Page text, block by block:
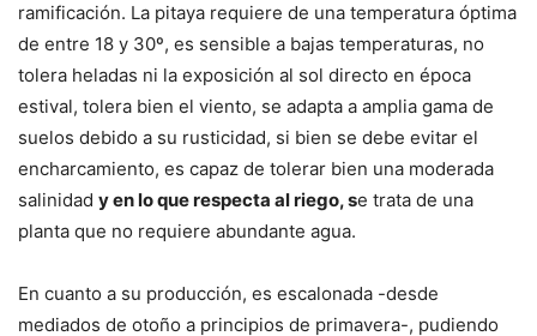
ramificación. La pitaya requiere de una temperatura óptima
de entre 18 y 30º, es sensible a bajas temperaturas, no
tolera heladas ni la exposición al sol directo en época
estival, tolera bien el viento, se adapta a amplia gama de
suelos debido a su rusticidad, si bien se debe evitar el
encharcamiento, es capaz de tolerar bien una moderada
salinidad y en lo que respecta al riego, se trata de una
planta que no requiere abundante agua.
En cuanto a su producción, es escalonada -desde
mediados de otoño a principios de primavera-, pudiendo